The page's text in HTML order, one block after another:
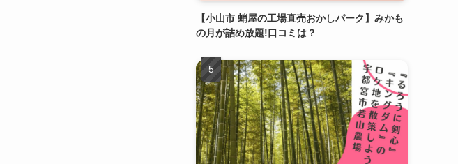
【小山市 蛸屋の工場直売おかしパーク】みかも
の月が詰め放題!口コミは？